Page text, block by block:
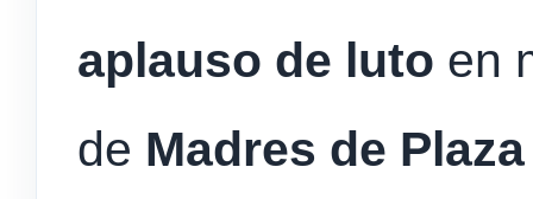
aplauso de luto en
de Madres de